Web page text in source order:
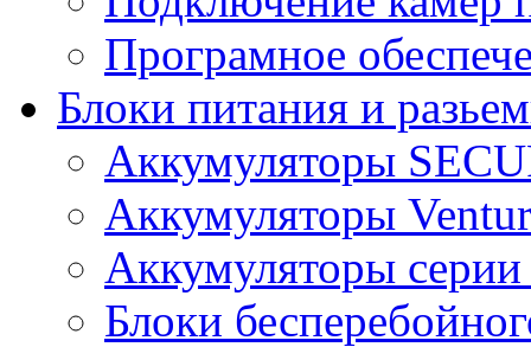
Програмное
Блоки питания и
Аккумуляторы
Аккумуляторы
Аккумуляторы
Блоки